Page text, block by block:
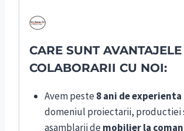
CARE SUNT AVANTAJELE
COLABORARII CU NOI:
Avem peste8 ani de experienta
domeniul proiectarii, productiei
asamblarii demobilier la